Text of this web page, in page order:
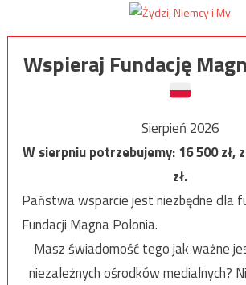
Wspieraj Fundację
Sierpień 2026
W sierpniu potrzebujemy:16 500zł,
zł.
Państwa wsparcie jest niezbędne dla
Fundacji Magna Polonia.
Masz świadomość tego jak ważne
niezależnych ośrodków medialnych?